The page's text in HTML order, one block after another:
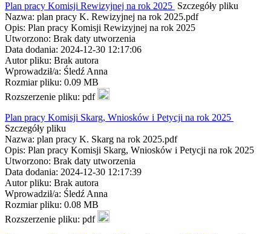
Plan pracy Komisji Rewizyjnej na rok 2025 Szczegóły pliku
Nazwa: plan pracy K. Rewizyjnej na rok 2025.pdf
Opis: Plan pracy Komisji Rewizyjnej na rok 2025
Utworzono: Brak daty utworzenia
Data dodania: 2024-12-30 12:17:06
Autor pliku: Brak autora
Wprowadził/a: Śledź Anna
Rozmiar pliku: 0.09 MB
Rozszerzenie pliku: pdf
Plan pracy Komisji Skarg, Wniosków i Petycji na rok 2025
Szczegóły pliku
Nazwa: plan pracy K. Skarg na rok 2025.pdf
Opis: Plan pracy Komisji Skarg, Wniosków i Petycji na rok 2025
Utworzono: Brak daty utworzenia
Data dodania: 2024-12-30 12:17:39
Autor pliku: Brak autora
Wprowadził/a: Śledź Anna
Rozmiar pliku: 0.08 MB
Rozszerzenie pliku: pdf